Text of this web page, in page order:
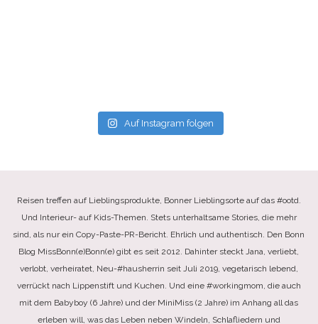
Auf Instagram folgen
Reisen treffen auf Lieblingsprodukte, Bonner Lieblingsorte auf das #ootd.
Und Interieur- auf Kids-Themen. Stets unterhaltsame Stories, die mehr
sind, als nur ein Copy-Paste-PR-Bericht. Ehrlich und authentisch. Den Bonn
Blog MissBonn(e)Bonn(e) gibt es seit 2012. Dahinter steckt Jana, verliebt,
verlobt, verheiratet, Neu-#hausherrin seit Juli 2019, vegetarisch lebend,
verrückt nach Lippenstift und Kuchen. Und eine #workingmom, die auch
mit dem Babyboy (6 Jahre) und der MiniMiss (2 Jahre) im Anhang all das
erleben will, was das Leben neben Windeln, Schlafliedern und